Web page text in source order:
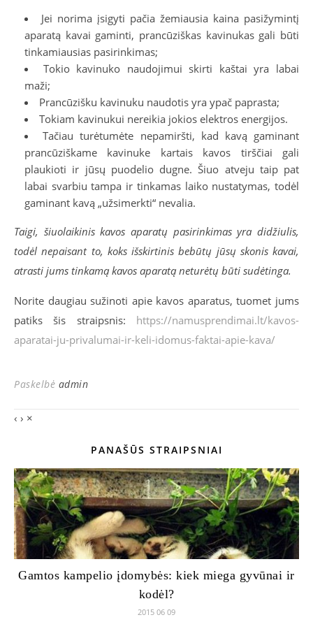
Jei norima įsigyti pačia žemiausia kaina pasižymintį
aparatą kavai gaminti, prancūziškas kavinukas gali būti
tinkamiausias pasirinkimas;
Tokio kavinuko naudojimui skirti kaštai yra labai
maži;
Prancūzišku kavinuku naudotis yra ypač paprasta;
Tokiam kavinukui nereikia jokios elektros energijos.
Tačiau turėtumėte nepamiršti, kad kavą gaminant
prancūziškame kavinuke kartais kavos tirščiai gali
plaukioti ir jūsų puodelio dugne. Šiuo atveju taip pat
labai svarbiu tampa ir tinkamas laiko nustatymas, todėl
gaminant kavą „užsimerkti“ nevalia.
Taigi, šiuolaikinis kavos aparatų pasirinkimas yra didžiulis,
todėl nepaisant to, koks išskirtinis bebūtų jūsų skonis kavai,
atrasti jums tinkamą kavos aparatą neturėtų būti sudėtinga.
Norite daugiau sužinoti apie kavos aparatus, tuomet jums
patiks šis straipsnis: https://namusprendimai.lt/kavos-
aparatai-ju-privalumai-ir-keli-idomus-faktai-apie-kava/
Paskelbė admin
‹ › ×
PANAŠŪS STRAIPSNIAI
Gamtos kampelio įdomybės: kiek miega gyvūnai ir
kodėl?
2015 06 09